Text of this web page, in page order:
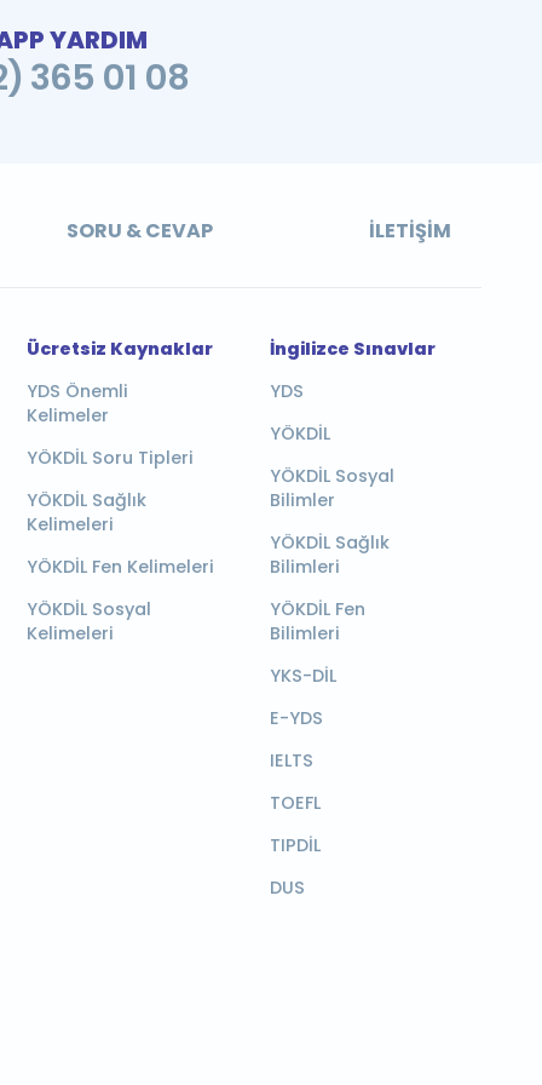
YARDIM
365 01 08
SORU & CEVAP İLETIŞIM
Ücretsiz Kaynaklar
YDS Önemli
Kelimeler
YÖKDİL Soru Tipleri
YÖKDİL Sağlık
Kelimeleri
YÖKDİL Fen Kelimeleri
YÖKDİL Sosyal
Kelimeleri
İngilizce Sınavlar
YDS
YÖKDİL
YÖKDİL Sosyal
Bilimler
YÖKDİL Sağlık
Bilimleri
YÖKDİL Fen
Bilimleri
YKS-DİL
E-YDS
IELTS
TOEFL
TIPDİL
DUS